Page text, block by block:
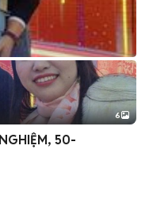
+2
6
50-